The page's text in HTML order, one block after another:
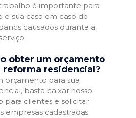
é importante para
sua casa em caso de
causados durante a
obter um orçamento
reforma residencial?
orçamento para sua
basta baixar nosso
para clientes e solicitar
empresas cadastradas.